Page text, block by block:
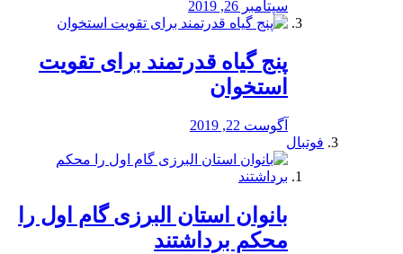
سپتامبر 26, 2019
پنج گیاه قدرتمند برای تقویت
استخوان
آگوست 22, 2019
فوتبال
بانوان استان البرزی گام اول را
محكم برداشتند